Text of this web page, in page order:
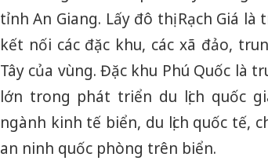
tỉnh An Giang. Lấy đô thị Rạch Giá
kết nối các đặc khu, các xã đảo,
Tây của vùng. Đặc khu Phú Quốc là
lớn trong phát triển du lịch quốc
ngành kinh tế biển, du lịch quốc tế,
an ninh quốc phòng trên biển.